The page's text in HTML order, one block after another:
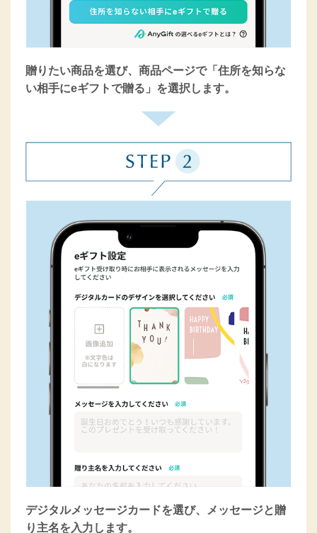
贈りたい商品を選び、商品ページで「住所を知らな
い相手にeギフトで贈る」を選択します。
デジタルメッセージカードを選び、メッセージと贈
り主名を入力します。